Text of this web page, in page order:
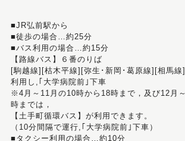
■JR弘前駅から
■徒歩の場合…約25分
■バス利用の場合…約15分
【路線バス】６番のりば
[駒越線][枯木平線][弥生･新岡･葛原線][相馬
利用し,｢大学病院前｣下車
※4月～11月の10時から18時まで，及び12月
時までは，
【土手町循環バス】が利用できます。
（10分間隔で運行,｢大学病院前｣下車）
■タクシー利用の場合…約10分